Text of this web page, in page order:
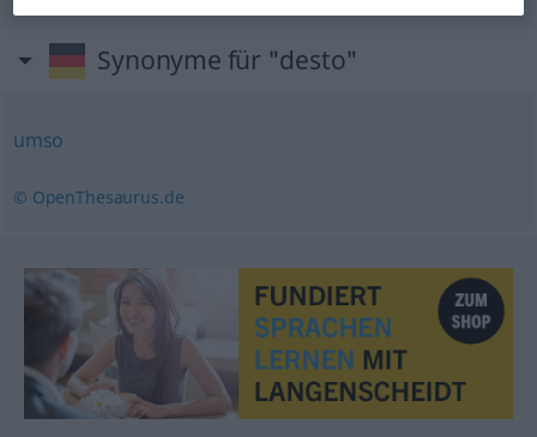
Synonyme für "desto"
umso
© OpenThesaurus.de